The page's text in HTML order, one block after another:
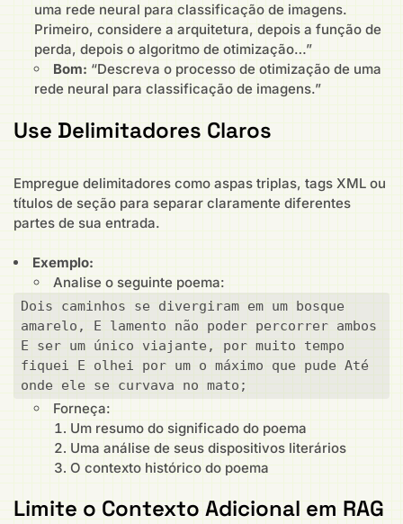
uma rede neural para classificação de imagens.
Primeiro, considere a arquitetura, depois a função de
perda, depois o algoritmo de otimização…”
Bom: “Descreva o processo de otimização de uma
rede neural para classificação de imagens.”
Use Delimitadores Claros
Empregue delimitadores como aspas triplas, tags XML ou
títulos de seção para separar claramente diferentes
partes de sua entrada.
Exemplo:
Analise o seguinte poema:
Dois caminhos se divergiram em um bosque
amarelo, E lamento não poder percorrer ambos
E ser um único viajante, por muito tempo
fiquei E olhei por um o máximo que pude Até
onde ele se curvava no mato;
Forneça:
Um resumo do significado do poema
Uma análise de seus dispositivos literários
O contexto histórico do poema
Limite o Contexto Adicional em RAG